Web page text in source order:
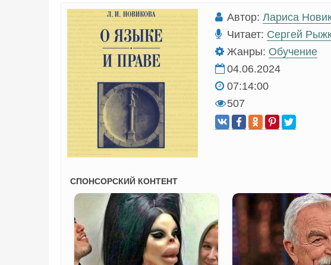
Автор: Лариса
Читает: Сергей
Жанры: Обучение
04.06.2024
07:14:00
507